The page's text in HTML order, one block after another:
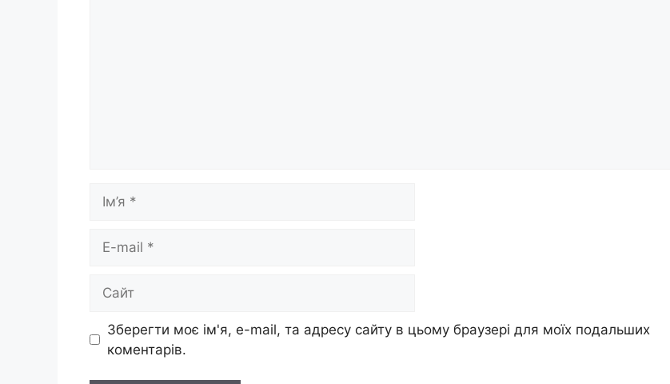
mail
Зберегти моє ім'я, e-mail, та адресу сайту в цьому браузері для моїх подальших
коментарів.